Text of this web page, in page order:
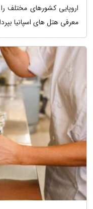
اروپایی کشورهای مختلف
معرفی هتل های اسپانیا